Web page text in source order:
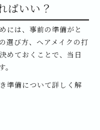
ばいい？
には、事前の準備がと
選び方、ヘアメイクの打
めておくことで、当日
準備について詳しく解